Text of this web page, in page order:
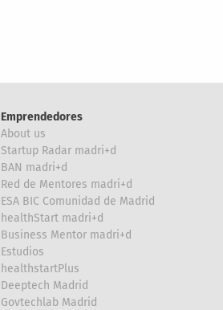
Emprendedores
About us
Startup Radar madri+d
BAN madri+d
Red de Mentores madri+d
ESA BIC Comunidad de Madrid
healthStart madri+d
Business Mentor madri+d
Estudios
healthstartPlus
Deeptech Madrid
Govtechlab Madrid